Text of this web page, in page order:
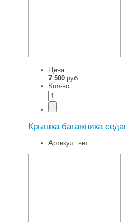
Цена:
7 500 руб.
Кол-во:
Крышка багажника
Артикул: нет